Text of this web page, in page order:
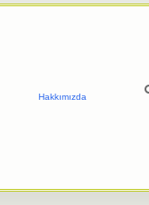
Hakkımızda